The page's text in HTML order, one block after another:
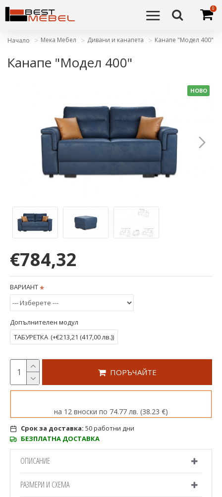
0
Начало Мека Мебел Дивани и канапета Канапе "Модел 400"
Канапе "Модел 400"
НОВО
Срок за доставка: 50 работни дни
БЕЗПЛАТНА ДОСТАВКА
€784,32
ВАРИАНТ
Допълнителен модул
ТАБУРЕТКА (+€213,21 (417,00 лв.))
ПОРЪЧАЙТЕ
на 12 вноски по 74.77 лв. (38.23 €)
ОПИСАНИЕ
РАЗМЕРИ И СХЕМА